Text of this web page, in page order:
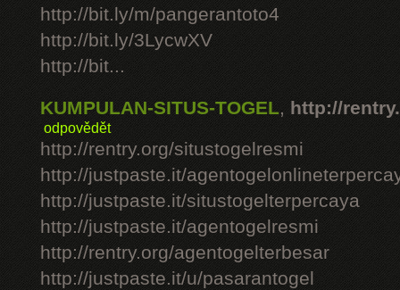
http://bit.ly/m/pangerantoto4
http://bit.ly/3LycwXV
http://bit...
KUMPULAN-SITUS-TOGEL, http://
odpovědět
http://rentry.org/situstogelresmi
http://justpaste.it/
http://justpaste.it/situstogelterpercaya
http://justpaste.it/agentogelresmi
http://rentry.org/agentogelterbesar
http://justpaste.it/u/pasarantogel